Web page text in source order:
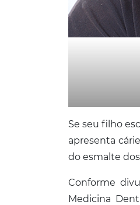
Se seu filho
apresenta
do esmalte
Conforme
Medicina